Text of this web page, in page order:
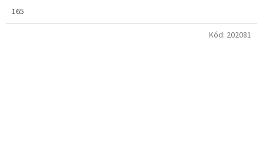
165
Kód: 202081